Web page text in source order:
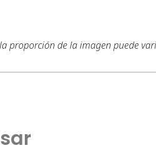
proporción de la imagen puede